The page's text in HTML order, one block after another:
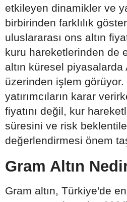
etkileyen dinamikler ve
birbirinden farklılık
uluslararası ons altın
kuru hareketlerinden de
altın küresel piyasalarda
üzerinden işlem
yatırımcıların karar
fiyatını değil, kur
süresini ve risk
değerlendirmesi önem
Gram Altın
Gram altın, Türkiye'de